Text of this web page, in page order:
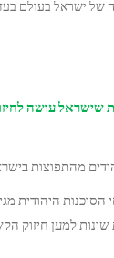
של ישראל בעולם
שישראל עושה
מהתפוצות
הסוכנות היהודית
למען חיזוק